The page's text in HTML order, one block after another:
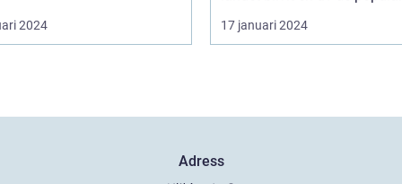
2024 17 januari 2024
Adress